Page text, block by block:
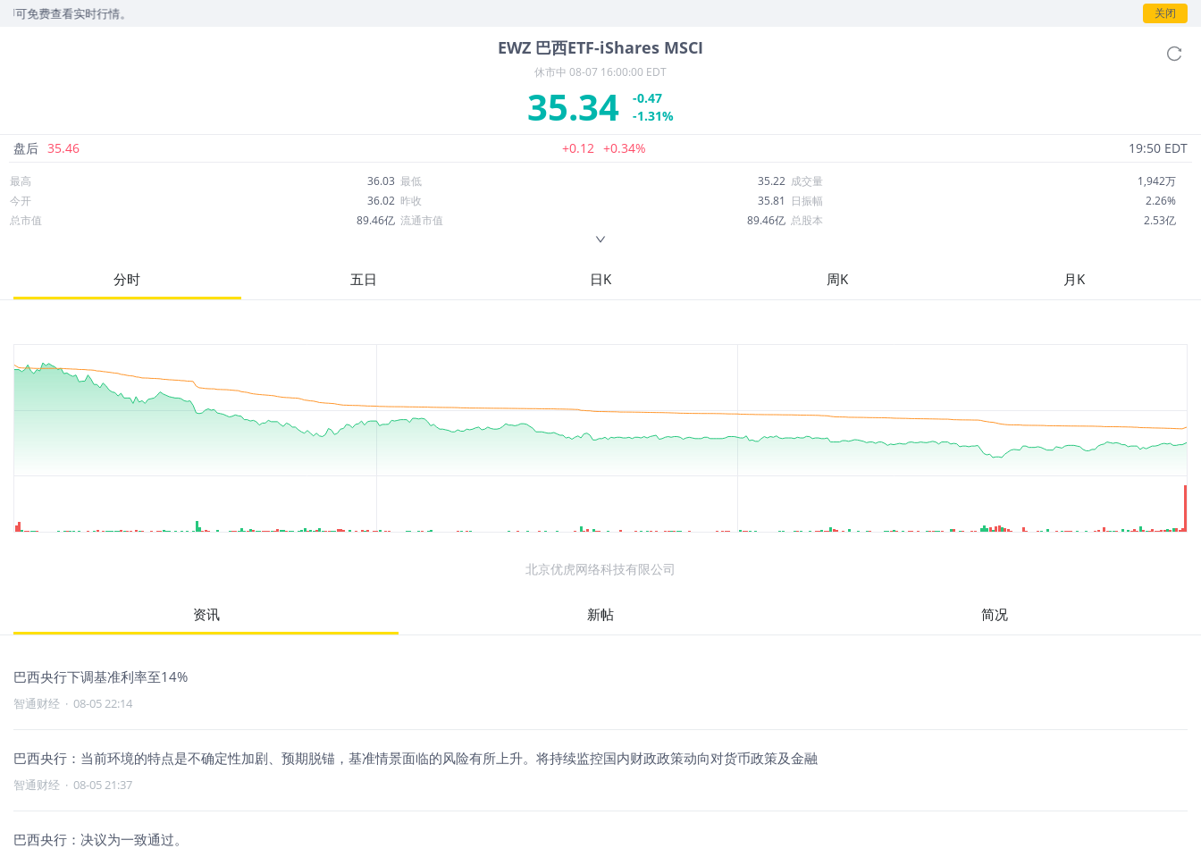
时行情。 关闭
EWZ 巴西ETF-iShares MSCI
休市中 08-07 16:00:00 EDT
35.34
-0.47
-1.31%
盘后 35.46 +0.12 +0.34% 19:50 EDT
最高 36.03 最低 35.22 成交量
1,942万
今开
36.02 昨收 35.81 日振幅
2.26%
总市值
89.46亿 流通市值 89.46亿 总股本
2.53亿
42.02
股息
分时 五日 日K 周K 月K
北京优虎网络科技有限公司
资讯 新帖 简况
巴西央行下调基准利率至14%
智通财经 · 08-05 22:14
巴西央行：当前环境的特点是不确定性加剧、预期脱锚，基准情景面临的风险有所上升。将持续监控国内财政政策动向对货币政策及金融
智通财经 · 08-05 21:37
巴西央行：决议为一致通过。